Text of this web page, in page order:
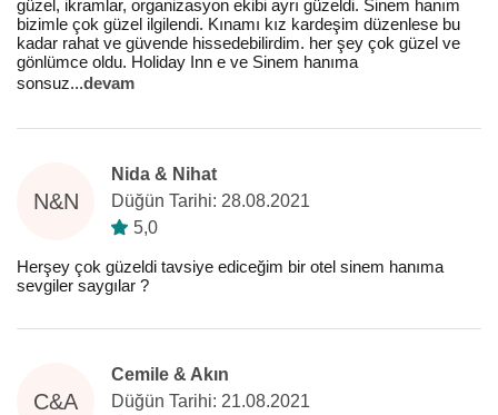
güzel, ikramlar, organizasyon ekibi ayrı güzeldi. Sinem hanım
bizimle çok güzel ilgilendi. Kınamı kız kardeşim düzenlese bu
kadar rahat ve güvende hissedebilirdim. her şey çok güzel ve
gönlümce oldu. Holiday Inn e ve Sinem hanıma
sonsuz...devam
N&N
Nida & Nihat
Düğün Tarihi: 28.08.2021
5,0
Herşey çok güzeldi tavsiye ediceğim bir otel sinem hanıma
sevgiler saygılar ?
C&A
Cemile & Akın
Düğün Tarihi: 21.08.2021